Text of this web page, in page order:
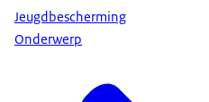
Jeugdbescherming
Onderwerp